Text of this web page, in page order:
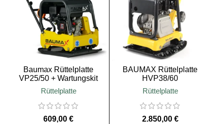
Baumax Rüttelplatte
VP25/50 + Wartungskit
Rüttelplatte
€
BAUMAX Rüttelplatte
HVP38/60
Rüttelplatte
€